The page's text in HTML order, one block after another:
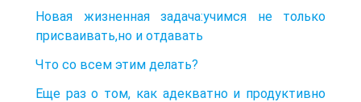
Новая жизненная задача:учимся не только
присваивать,но и отдавать
Что со всем этим делать?
Еще раз о том, как адекватно и продуктивно